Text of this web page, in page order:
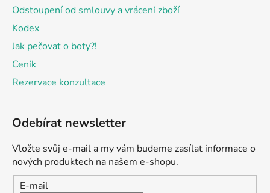
Odstoupení od smlouvy a vrácení zboží
Kodex
Jak pečovat o boty?!
Ceník
Rezervace konzultace
Odebírat newsletter
Vložte svůj e-mail a my vám budeme zasílat informace o
nových produktech na našem e-shopu.
E-mail